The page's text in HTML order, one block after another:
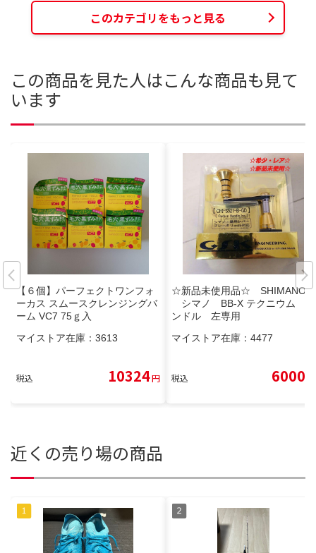
このカテゴリをもっと見る
この商品を見た人はこんな商品も見て
います
【６個】パーフェクトワンフォ
ーカス スムースクレンジングバ
ーム VC7 75ｇ入
マイストア在庫： 3613
税込 10324円
☆新品未使用品☆ SHIMANO
シマノ BB-X テクニウム ハ
ンドル 左専用
マイストア在庫： 4477
税込 6000
近くの売り場の商品